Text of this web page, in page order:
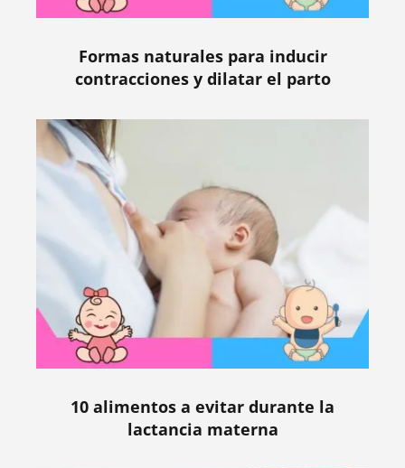
Formas naturales para inducir
contracciones y dilatar el parto
10 alimentos a evitar durante la
lactancia materna